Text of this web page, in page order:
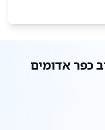
כפר אדומים